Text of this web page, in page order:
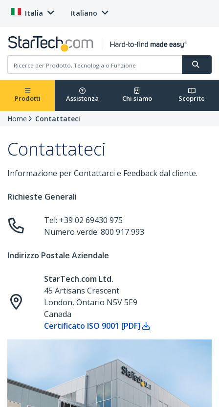
Italia Italiano
Prodotti Assistenza Chi siamo Scoprite
Home Contattateci
Contattateci
Informazione per Contattarci e Feedback dal cliente.
Richieste Generali
Tel: +39 02 69430 975
Numero verde: 800 917 993
Indirizzo Postale Aziendale
StarTech.com Ltd.
45 Artisans Crescent
London, Ontario N5V 5E9
Canada
Certificato ISO 9001 [PDF]